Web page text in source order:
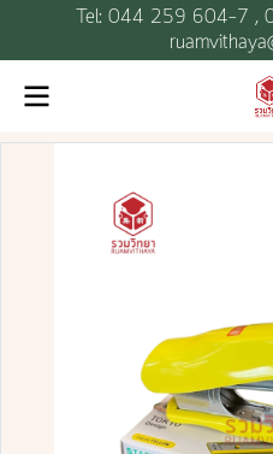
Tel: 044 259 604-7 ,